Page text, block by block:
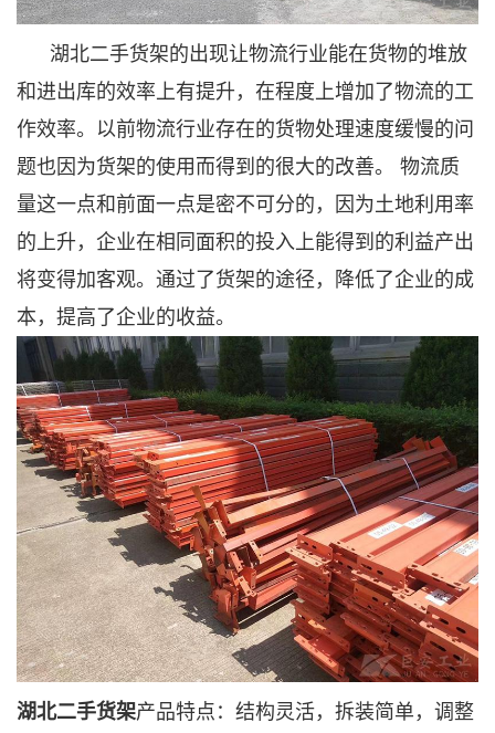
湖北二手货架的出现让物流行业能在货物的堆放
和进出库的效率上有提升，在程度上增加了物流的工
作效率。以前物流行业存在的货物处理速度缓慢的问
题也因为货架的使用而得到的很大的改善。 物流质
量这一点和前面一点是密不可分的，因为土地利用率
的上升，企业在相同面积的投入上能得到的利益产出
将变得加客观。通过了货架的途径，降低了企业的成
本，提高了企业的收益。
湖北二手货架产品特点：结构灵活，拆装简单，调整